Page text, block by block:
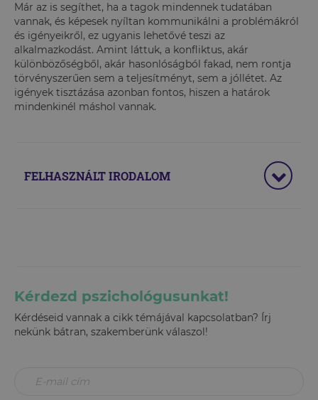
Már az is segíthet, ha a tagok mindennek tudatában
vannak, és képesek nyíltan kommunikálni a problémákról
és igényeikről, ez ugyanis lehetővé teszi az
alkalmazkodást. Amint láttuk, a konfliktus, akár
különbözőségből, akár hasonlóságból fakad, nem rontja
törvényszerűen sem a teljesítményt, sem a jóllétet. Az
igények tisztázása azonban fontos, hiszen a határok
mindenkinél máshol vannak.
FELHASZNÁLT IRODALOM
Kérdezd pszichológusunkat!
Kérdéseid vannak a cikk témájával kapcsolatban? Írj
nekünk bátran, szakemberünk válaszol!